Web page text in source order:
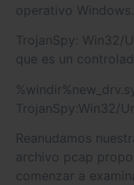
operativo Windows.
TrojanSpy: Win32/
que es un
TrojanSpy:Win32/
Reanudamos
archivo pcap
comenzar a